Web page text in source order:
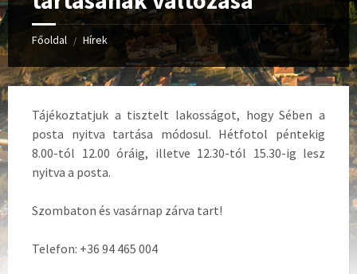
Főoldal / Hírek
Tájékoztatjuk a tisztelt lakosságot, hogy Sében a
posta nyitva tartása módosul. Hétfotol péntekig
8.00-tól 12.00 óráig, illetve 12.30-tól 15.30-ig lesz
nyitva a posta.
Szombaton és vasárnap zárva tart!
Telefon: +36 94 465 004